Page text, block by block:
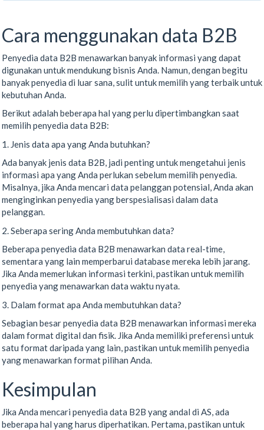
Cara menggunakan data B2B
Penyedia data B2B menawarkan banyak informasi yang dapat
digunakan untuk mendukung bisnis Anda. Namun, dengan begitu
banyak penyedia di luar sana, sulit untuk memilih yang terbaik untuk
kebutuhan Anda.
Berikut adalah beberapa hal yang perlu dipertimbangkan saat
memilih penyedia data B2B:
1. Jenis data apa yang Anda butuhkan?
Ada banyak jenis data B2B, jadi penting untuk mengetahui jenis
informasi apa yang Anda perlukan sebelum memilih penyedia.
Misalnya, jika Anda mencari data pelanggan potensial, Anda akan
menginginkan penyedia yang berspesialisasi dalam data
pelanggan.
2. Seberapa sering Anda membutuhkan data?
Beberapa penyedia data B2B menawarkan data real-time,
sementara yang lain memperbarui database mereka lebih jarang.
Jika Anda memerlukan informasi terkini, pastikan untuk memilih
penyedia yang menawarkan data waktu nyata.
3. Dalam format apa Anda membutuhkan data?
Sebagian besar penyedia data B2B menawarkan informasi mereka
dalam format digital dan fisik. Jika Anda memiliki preferensi untuk
satu format daripada yang lain, pastikan untuk memilih penyedia
yang menawarkan format pilihan Anda.
Kesimpulan
Jika Anda mencari penyedia data B2B yang andal di AS, ada
beberapa hal yang harus diperhatikan. Pertama, pastikan untuk